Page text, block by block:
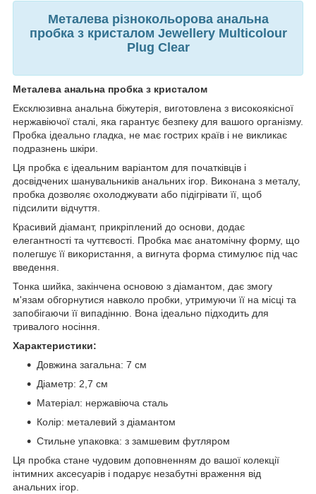
Металева різнокольорова анальна
пробка з кристалом Jewellery Multicolour
Plug Clear
Металева анальна пробка з кристалом
Ексклюзивна анальна біжутерія, виготовлена з високоякісної
нержавіючої сталі, яка гарантує безпеку для вашого організму.
Пробка ідеально гладка, не має гострих країв і не викликає
подразнень шкіри.
Ця пробка є ідеальним варіантом для початківців і
досвідчених шанувальників анальних ігор. Виконана з металу,
пробка дозволяє охолоджувати або підігрівати її, щоб
підсилити відчуття.
Красивий діамант, прикріплений до основи, додає
елегантності та чуттєвості. Пробка має анатомічну форму, що
полегшує її використання, а вигнута форма стимулює під час
введення.
Тонка шийка, закінчена основою з діамантом, дає змогу
м'язам обгорнутися навколо пробки, утримуючи її на місці та
запобігаючи її випадінню. Вона ідеально підходить для
тривалого носіння.
Характеристики:
Довжина загальна: 7 см
Діаметр: 2,7 см
Матеріал: нержавіюча сталь
Колір: металевий з діамантом
Стильне упаковка: з замшевим футляром
Ця пробка стане чудовим доповненням до вашої колекції
інтимних аксесуарів і подарує незабутні враження від
анальних ігор.